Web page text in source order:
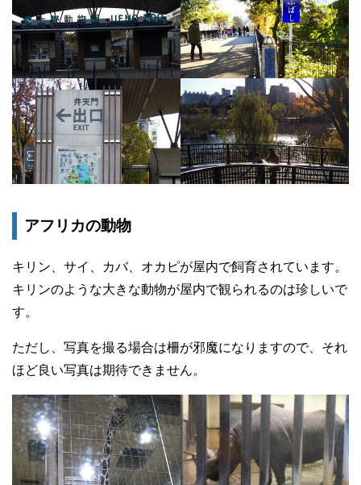
アフリカの動物
キリン、サイ、カバ、オカピが屋内で飼育されています。
キリンのような大きな動物が屋内で観られるのは珍しいで
す。
ただし、写真を撮る場合は柵が邪魔になりますので、それ
ほど良い写真は期待できません。